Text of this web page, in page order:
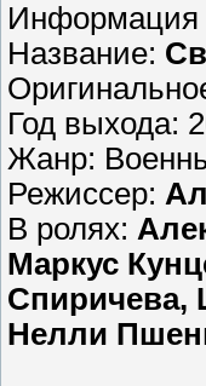
Название:
Год выхода:
Жанр:
Режиссер:
В ролях:
Маркус
Спиричева,
Нелли